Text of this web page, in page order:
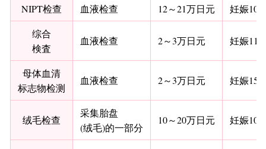
NIPT检查
血液检查 12～21万日元
妊娠10
综合
検査
血液检查 2～3万日元 妊娠11
母体血清
标志物检测
血液检查 2～3万日元 妊娠15
绒毛检查
采集胎盘
(绒毛)的一部分
10～20万日元 妊娠10